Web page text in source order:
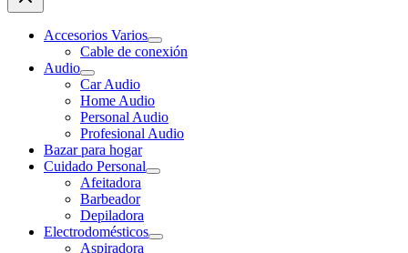
Accesorios Varios
Cable de conexión
Audio
Car Audio
Home Audio
Personal Audio
Profesional Audio
Bazar para hogar
Cuidado Personal
Afeitadora
Barbeador
Depiladora
Electrodomésticos
Aspiradora